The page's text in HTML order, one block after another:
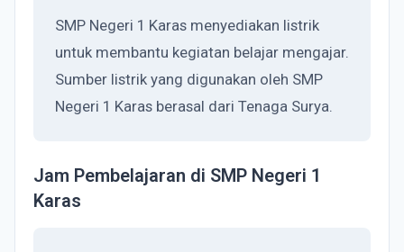
SMP Negeri 1 Karas menyediakan listrik
untuk membantu kegiatan belajar mengajar.
Sumber listrik yang digunakan oleh SMP
Negeri 1 Karas berasal dari Tenaga Surya.
Jam Pembelajaran di SMP Negeri 1
Karas